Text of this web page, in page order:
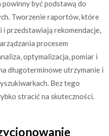
powinny być podstawą do
Tworzenie raportów, które
przedstawiają rekomendacje,
procesem
optymalizacja, pomiar i
długoterminowe utrzymanie i
Bez tego
stracić na skuteczności.